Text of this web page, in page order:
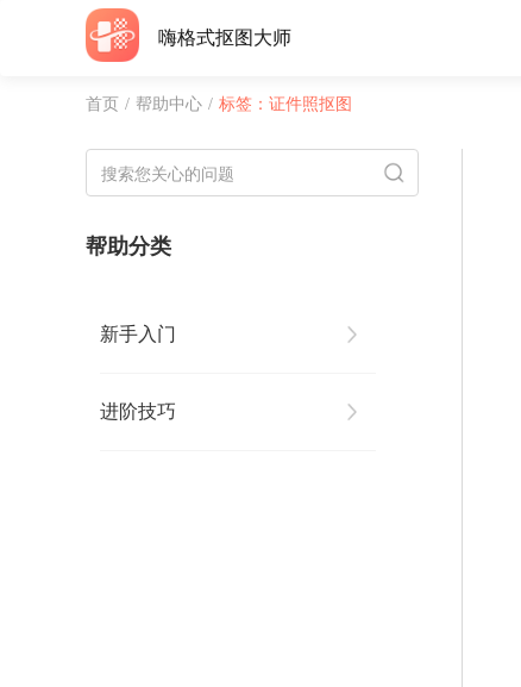
嗨格式抠图大师
首页 / 帮助中心 / 标签：证件照抠图
帮助分类
新手入门
进阶技巧